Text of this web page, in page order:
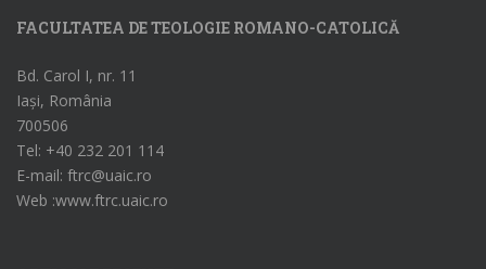
FACULTATEA DE TEOLOGIE ROMANO-CATOLICĂ
Bd. Carol I, nr. 11
Iași, România
700506
Tel: +40 232 201 114
E-mail: ftrc@uaic.ro
Web :www.ftrc.uaic.ro